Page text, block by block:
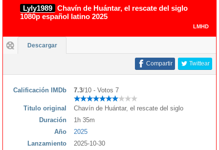
Lyly1989 Chavín de Huántar, el rescate del siglo
1080p español latino 2025
LMHD
Descargar
Twittear
Compartir
Calificación IMDb 7.3/10 - Votos 7
Titulo original
Chavín de Huántar, el rescate del siglo
Duración
1h 35m
Año
2025
Lanzamiento
2025-10-30